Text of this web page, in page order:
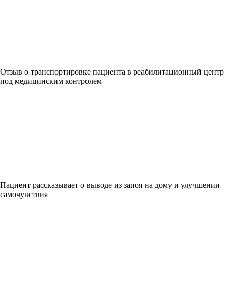
Отзыв о транспортировке пациента в реабилитационный центр
под медицинским контролем
Пациент рассказывает о выводе из запоя на дому и улучшении
самочувствия